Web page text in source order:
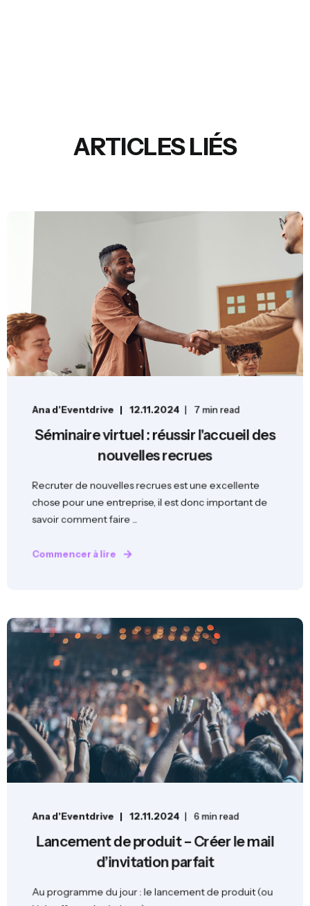
ARTICLES LIÉS
Ana d'Eventdrive 12.11.2024 7 min read
Séminaire virtuel : réussir l'accueil des
nouvelles recrues
Recruter de nouvelles recrues est une excellente
chose pour une entreprise, il est donc important de
savoir comment faire ...
Commencer à lire
Ana d'Eventdrive 12.11.2024 6 min read
Lancement de produit – Créer le mail
d’invitation parfait
Au programme du jour : le lancement de produit (ou